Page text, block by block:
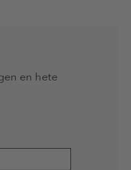
en hete